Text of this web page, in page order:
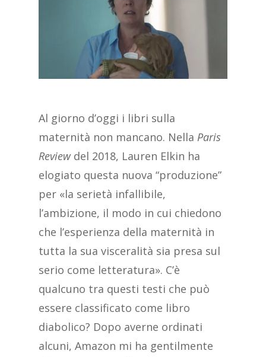
Al giorno d’oggi i libri sulla
maternità non mancano. Nella Paris
Reviewdel 2018, Lauren Elkin ha
elogiato questa nuova “produzione”
per «la serietà infallibile,
l’ambizione, il modo in cui chiedono
che l’esperienza della maternità in
tutta la sua visceralità sia presa sul
serio come letteratura». C’è
qualcuno tra questi testi che può
essere classificato come libro
diabolico? Dopo averne ordinati
alcuni, Amazon mi ha gentilmente